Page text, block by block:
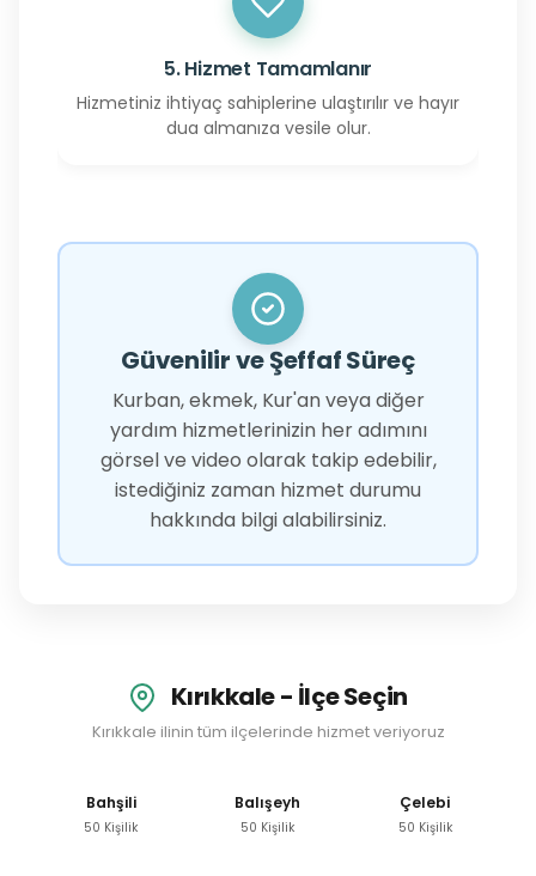
5. Hizmet Tamamlanır
Hizmetiniz ihtiyaç sahiplerine ulaştırılır ve hayır
dua almanıza vesile olur.
Güvenilir ve Şeffaf Süreç
Kurban, ekmek, Kur'an veya diğer
yardım hizmetlerinizin her adımını
görsel ve video olarak takip edebilir,
istediğiniz zaman hizmet durumu
hakkında bilgi alabilirsiniz.
Kırıkkale - İlçe Seçin
Kırıkkale ilinin tüm ilçelerinde hizmet veriyoruz
Bahşili
50 Kişilik
Balışeyh
50 Kişilik
Çelebi
50 Kişilik